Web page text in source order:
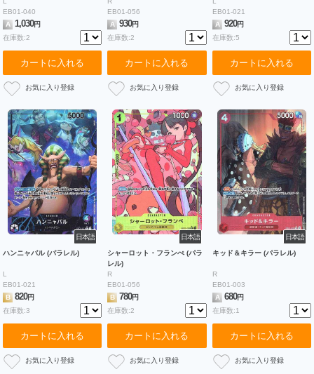
EB01-040
A
1,030円
在庫数:2
カートに入れる
EB01-056
A
930円
在庫数:2
カートに入れる
EB01-021
A 920円
在庫数:5
カートに入れる
日本語
ハンニャバル (パラレル)
L
EB01-021
B
820円
在庫数:3
カートに入れる
日本語
シャーロット・フランぺ (パラ
レル)
R
EB01-056
B
780円
在庫数:2
カートに入れる
日本語
キッド＆キラー (パラレル)
R
EB01-003
A 680円
在庫数:1
カートに入れる